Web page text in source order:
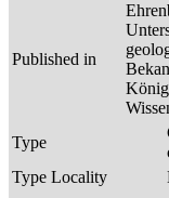
Published in
Type
Type Locality